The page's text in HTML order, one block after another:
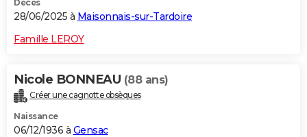
Décès
28/06/2025 à Maisonnais-sur-Tardoire
Famille LEROY
Nicole BONNEAU (88 ans)
Créer une cagnotte obsèques
Naissance
06/12/1936 à Gensac